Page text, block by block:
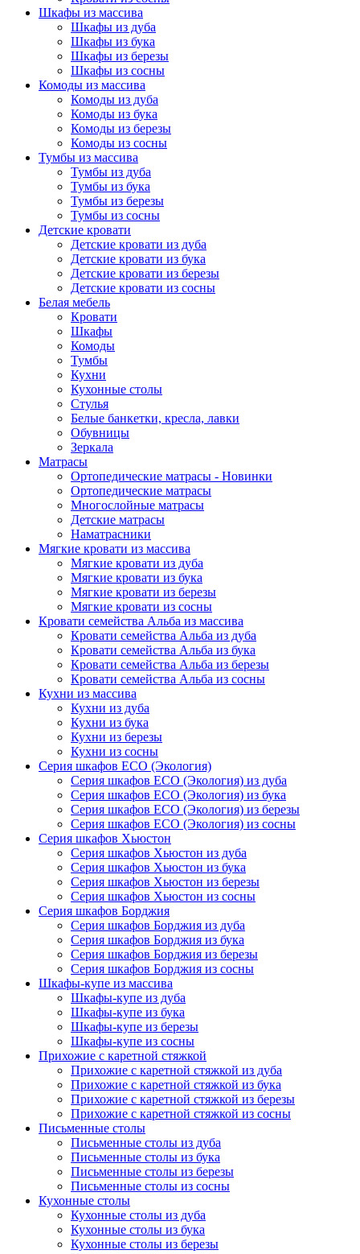
Шкафы из массива
Шкафы из дуба
Шкафы из бука
Шкафы из березы
Шкафы из сосны
Комоды из массива
Комоды из дуба
Комоды из бука
Комоды из березы
Комоды из сосны
Тумбы из массива
Тумбы из дуба
Тумбы из бука
Тумбы из березы
Тумбы из сосны
Детские кровати
Детские кровати из дуба
Детские кровати из бука
Детские кровати из березы
Детские кровати из сосны
Белая мебель
Кровати
Шкафы
Комоды
Тумбы
Кухни
Кухонные столы
Стулья
Белые банкетки, кресла, лавки
Обувницы
Зеркала
Матрасы
Ортопедические матрасы - Новинки
Ортопедические матрасы
Многослойные матрасы
Детские матрасы
Наматрасники
Мягкие кровати из массива
Мягкие кровати из дуба
Мягкие кровати из бука
Мягкие кровати из березы
Мягкие кровати из сосны
Кровати семейства Альба из массива
Кровати семейства Альба из дуба
Кровати семейства Альба из бука
Кровати семейства Альба из березы
Кровати семейства Альба из сосны
Кухни из массива
Кухни из дуба
Кухни из бука
Кухни из березы
Кухни из сосны
Серия шкафов ECO (Экология)
Серия шкафов ECO (Экология) из дуба
Серия шкафов ECO (Экология) из бука
Серия шкафов ECO (Экология) из березы
Серия шкафов ECO (Экология) из сосны
Серия шкафов Хьюстон
Серия шкафов Хьюстон из дуба
Серия шкафов Хьюстон из бука
Серия шкафов Хьюстон из березы
Серия шкафов Хьюстон из сосны
Серия шкафов Борджия
Серия шкафов Борджия из дуба
Серия шкафов Борджия из бука
Серия шкафов Борджия из березы
Серия шкафов Борджия из сосны
Шкафы-купе из массива
Шкафы-купе из дуба
Шкафы-купе из бука
Шкафы-купе из березы
Шкафы-купе из сосны
Прихожие с каретной стяжкой
Прихожие с каретной стяжкой из дуба
Прихожие с каретной стяжкой из бука
Прихожие с каретной стяжкой из березы
Прихожие с каретной стяжкой из сосны
Письменные столы
Письменные столы из дуба
Письменные столы из бука
Письменные столы из березы
Письменные столы из сосны
Кухонные столы
Кухонные столы из дуба
Кухонные столы из бука
Кухонные столы из березы